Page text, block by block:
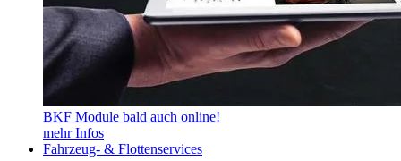
BKF Module bald auch online!
mehr Infos
Fahrzeug- & Flottenservices